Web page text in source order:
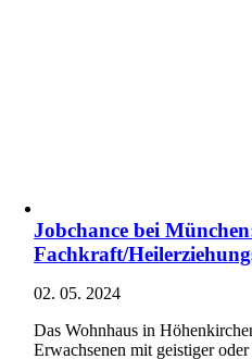
Jobchance bei
Fachkraft/
02. 05. 2024
Das Wohnhaus in
Erwachsenen mit geistiger